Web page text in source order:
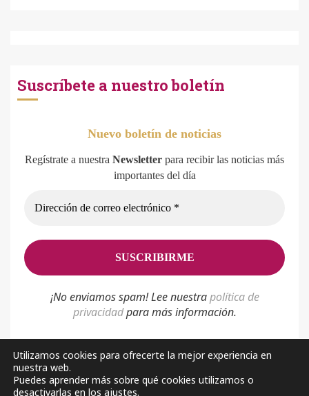
Suscríbete a nuestro boletín
Nuevo boletín de noticias
Regístrate a nuestra Newsletter para recibir las noticias más
importantes del día
¡No enviamos spam! Lee nuestrapolítica de
privacidadpara más información.
Política de privacidad Aviso Legal Sobre nosotros
Utilizamos cookies para ofrecerte la mejor experiencia en
nuestra web.
Puedes aprender más sobre qué cookies utilizamos o
desactivarlas en los ajustes.